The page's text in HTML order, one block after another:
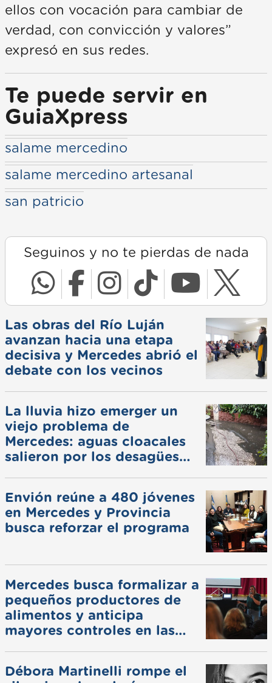
ellos con vocación para cambiar de
verdad, con convicción y valores”
expresó en sus redes.
Te puede servir en
GuiaXpress
salame mercedino
salame mercedino artesanal
san patricio
Seguinos y no te pierdas de nada
Las obras del Río Luján
avanzan hacia una etapa
decisiva y Mercedes abrió el
debate con los vecinos
La lluvia hizo emerger un
viejo problema de
Mercedes: aguas cloacales
salieron por los desagües
Envión reúne a 480 jóvenes
en Mercedes y Provincia
busca reforzar el programa
Mercedes busca formalizar a
pequeños productores de
alimentos y anticipa
mayores controles en las
Débora Martinelli rompe el